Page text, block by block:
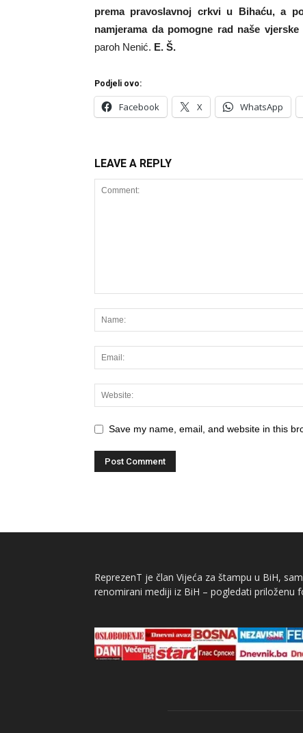
prema pravoslavnoj crkvi u Bihaću, a
namjerama da pomogne rad naše
paroh Nenić. E. Š.
Podjeli ovo:
Facebook X WhatsApp
LEAVE A REPLY
Save my name, email, and website in this
ReprezenT je član Vijeća za štampu u BiH,
renomirani mediji iz BiH – pogledati priloženu